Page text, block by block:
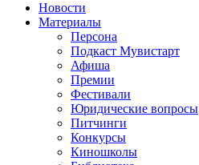
Новости
Материалы
Персона
Подкаст Мувистарт
Афиша
Премии
Фестивали
Юридические вопросы
Питчинги
Конкурсы
Киношколы